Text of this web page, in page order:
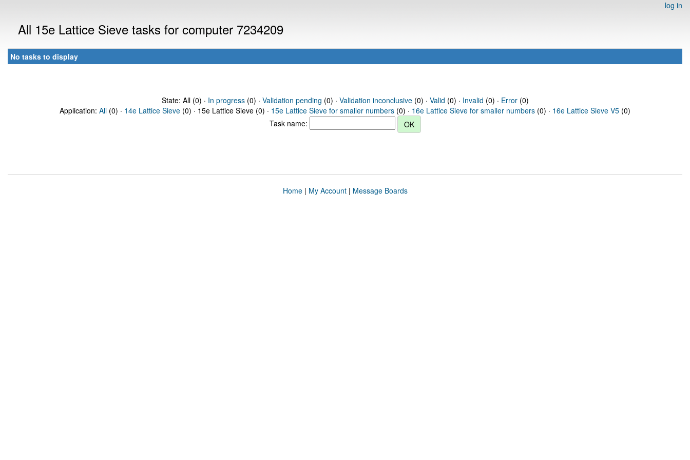
log in
All 15e Lattice Sieve tasks for computer 7234209
No tasks to display
State: All (0) · In progress(0) · Validation pending (0) · Validation inconclusive(0) · Valid (0) · Invalid (0) · Error(0)
Application: All (0) · 14e Lattice Sieve (0) · 15e Lattice Sieve (0) · 15e Lattice Sieve for smaller numbers (0) · 16e Lattice Sieve for smaller numbers (0) · 16e Lattice Sieve V5 (0)
Task name:
Home| My Account| Message Boards